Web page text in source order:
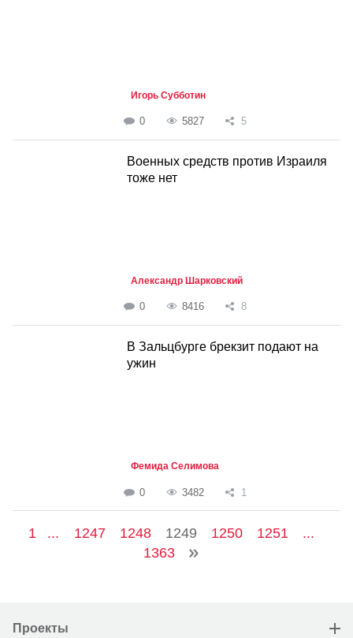
Игорь Субботин
0 5827 5
Военных средств против Израиля
тоже нет
Александр Шарковский
0 8416 8
В Зальцбурге брекзит подают на
ужин
Фемида Селимова
0 3482 1
1 ... 1247 1248 1249 1250 1251
...
1363
Проекты